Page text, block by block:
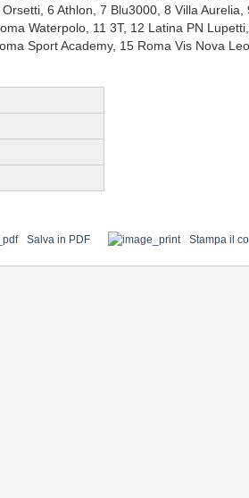
6 Athlon, 7 Blu3000, 8 Villa Aurelia,
Waterpolo, 11 3T, 12 Latina PN
Sport Academy, 15 Roma Vis Nova
Salva in PDF Stampa il